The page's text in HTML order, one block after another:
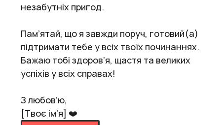
незабутніх пригод.
Пам’ятай, що я завжди поруч, готовий(а)
підтримати тебе у всіх твоїх починаннях.
Бажаю тобі здоров’я, щастя та великих
успіхів у всіх справах!
З любов’ю,
[Твоє ім’я] ❤️